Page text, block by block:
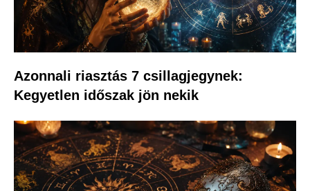
Azonnali riasztás 7 csillagjegynek:
Kegyetlen időszak jön nekik